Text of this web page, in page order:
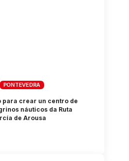
PONTEVEDRA
para crear un centro de
náuticos da Ruta
de Arousa